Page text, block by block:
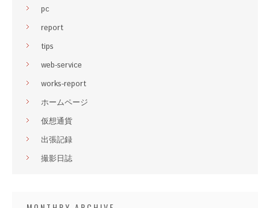
pc
report
tips
web-service
works-report
ホームページ
仮想通貨
出張記録
撮影日誌